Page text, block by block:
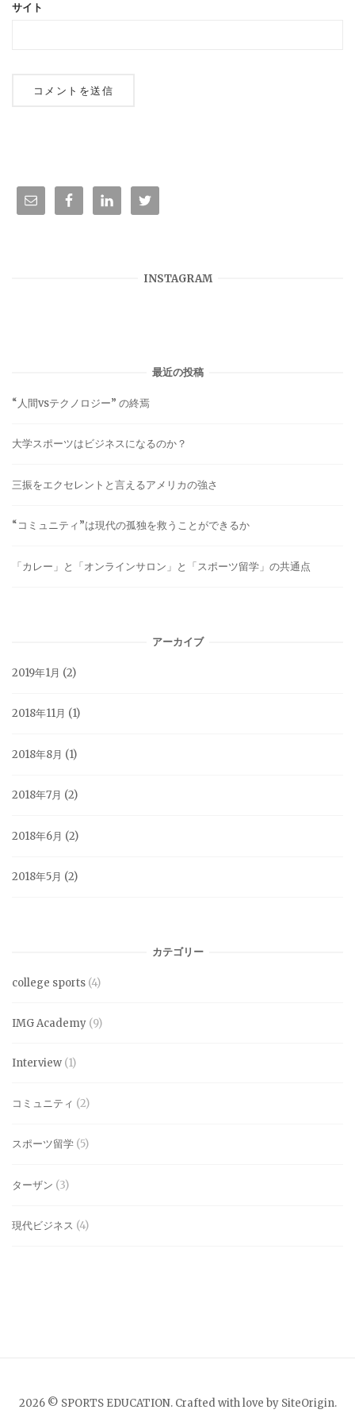
サイト
INSTAGRAM
最近の投稿
“人間vsテクノロジー” の終焉
大学スポーツはビジネスになるのか？
三振をエクセレントと言えるアメリカの強さ
“コミュニティ”は現代の孤独を救うことができるか
「カレー」と「オンラインサロン」と「スポーツ留学」の共通点
アーカイブ
2019年1月 (2)
2018年11月 (1)
2018年8月 (1)
2018年7月 (2)
2018年6月 (2)
2018年5月 (2)
カテゴリー
college sports (4)
IMG Academy (9)
Interview (1)
コミュニティ (2)
スポーツ留学 (5)
ターザン (3)
現代ビジネス (4)
2026 © SPORTS EDUCATION. Crafted with love by SiteOrigin.